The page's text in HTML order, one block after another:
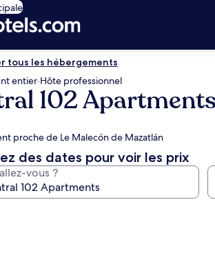
tous les hébergements
entier·Hôte professionnel
102
proche de Le Malecón de Mazatlán
des dates pour voir les prix
vous ?